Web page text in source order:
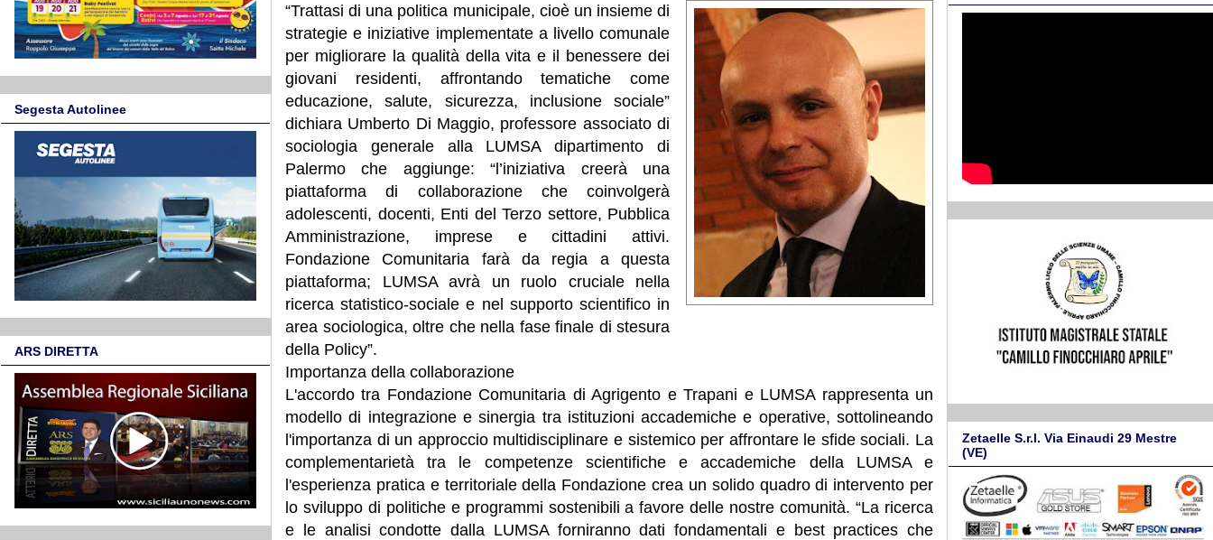
“Trattasi di una politica municipale, cioè un insieme di
strategie e iniziative implementate a livello comunale
per migliorare la qualità della vita e il benessere dei
giovani residenti, affrontando tematiche come
educazione, salute, sicurezza, inclusione sociale”
dichiara Umberto Di Maggio, professore associato di
sociologia generale alla LUMSA dipartimento di
Palermo che aggiunge: “l’iniziativa creerà una
piattaforma di collaborazione che coinvolgerà
adolescenti, docenti, Enti del Terzo settore, Pubblica
Amministrazione, imprese e cittadini attivi.
Fondazione Comunitaria farà da regia a questa
piattaforma; LUMSA avrà un ruolo cruciale nella
ricerca statistico-sociale e nel supporto scientifico in
area sociologica, oltre che nella fase finale di stesura
della Policy”.
Importanza della collaborazione
L'accordo tra Fondazione Comunitaria di Agrigento e Trapani e LUMSA rappresenta un
modello di integrazione e sinergia tra istituzioni accademiche e operative, sottolineando
l'importanza di un approccio multidisciplinare e sistemico per affrontare le sfide sociali. La
complementarietà tra le competenze scientifiche e accademiche della LUMSA e
l'esperienza pratica e territoriale della Fondazione crea un solido quadro di intervento per
lo sviluppo di politiche e programmi sostenibili a favore delle nostre comunità. “La ricerca
e le analisi condotte dalla LUMSA forniranno dati fondamentali e best practices che
Segesta Autolinee
ARS DIRETTA
Zetaelle S.r.l. Via Einaudi 29 Mestre
(VE)